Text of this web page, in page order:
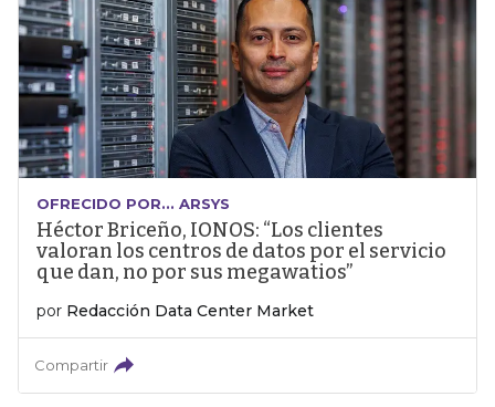
OFRECIDO POR... ARSYS
Héctor Briceño, IONOS: “Los clientes
valoran los centros de datos por el servicio
que dan, no por sus megawatios”
por Redacción Data Center Market
Compartir